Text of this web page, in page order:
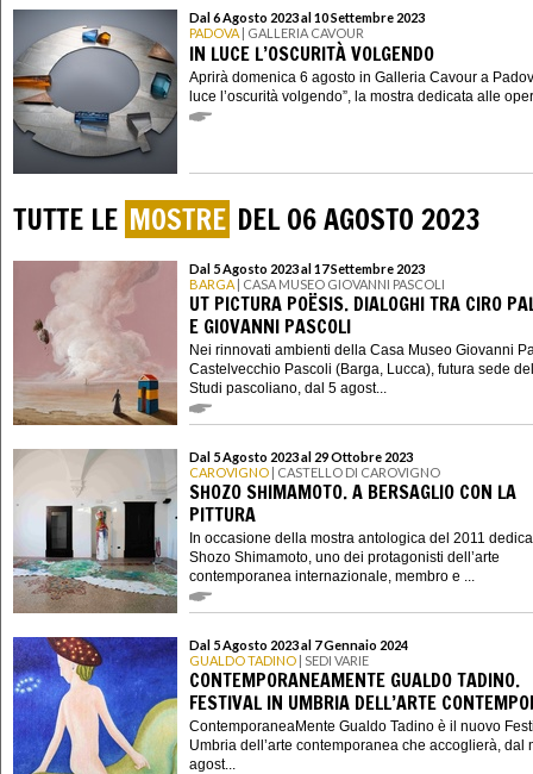
Dal 6 Agosto 2023 al 10 Settembre 2023
PADOVA | GALLERIA CAVOUR
IN LUCE L’OSCURITÀ VOLGENDO
Aprirà domenica 6 agosto in Galleria Cavour a
luce l’oscurità volgendo”, la mostra dedicata alle
TUTTE LE MOSTRE DEL 06 AGOSTO 2023
Dal 5 Agosto 2023 al 17 Settembre 2023
BARGA | CASA MUSEO GIOVANNI PASCOLI
UT PICTURA POËSIS. DIALOGHI TRA CIRO
E GIOVANNI PASCOLI
Nei rinnovati ambienti della Casa Museo Giovanni
Castelvecchio Pascoli (Barga, Lucca), futura sede
Studi pascoliano, dal 5 agost...
Dal 5 Agosto 2023 al 29 Ottobre 2023
CAROVIGNO | CASTELLO DI CAROVIGNO
SHOZO SHIMAMOTO. A BERSAGLIO CON LA
PITTURA
In occasione della mostra antologica del 2011
Shozo Shimamoto, uno dei protagonisti dell’arte
contemporanea internazionale, membro e ...
Dal 5 Agosto 2023 al 7 Gennaio 2024
GUALDO TADINO | SEDI VARIE
CONTEMPORANEAMENTE GUALDO TADINO.
FESTIVAL IN UMBRIA DELL’ARTE
ContemporaneaMente Gualdo Tadino è il nuovo
Umbria dell’arte contemporanea che accoglierà, dal
agost...